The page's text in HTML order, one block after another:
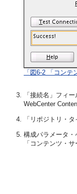
「図6-2 「コン
「接続名」フィー
WebCenter
「リポジトリ・
構成パラメータ・
「コンテンツ・